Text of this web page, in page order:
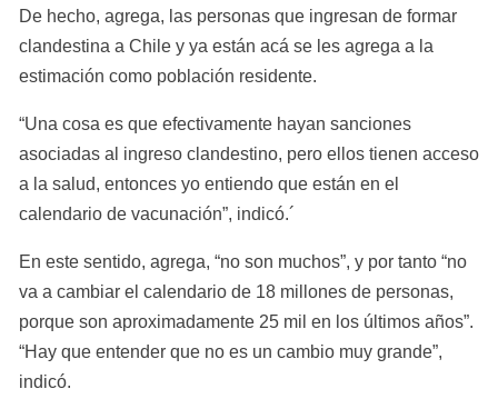
De hecho, agrega, las personas que ingresan de formar
clandestina a Chile y ya están acá se les agrega a la
estimación como población residente.
“Una cosa es que efectivamente hayan sanciones
asociadas al ingreso clandestino, pero ellos tienen acceso
a la salud, entonces yo entiendo que están en el
calendario de vacunación”, indicó.´
En este sentido, agrega, “no son muchos”, y por tanto “no
va a cambiar el calendario de 18 millones de personas,
porque son aproximadamente 25 mil en los últimos años”.
“Hay que entender que no es un cambio muy grande”,
indicó.